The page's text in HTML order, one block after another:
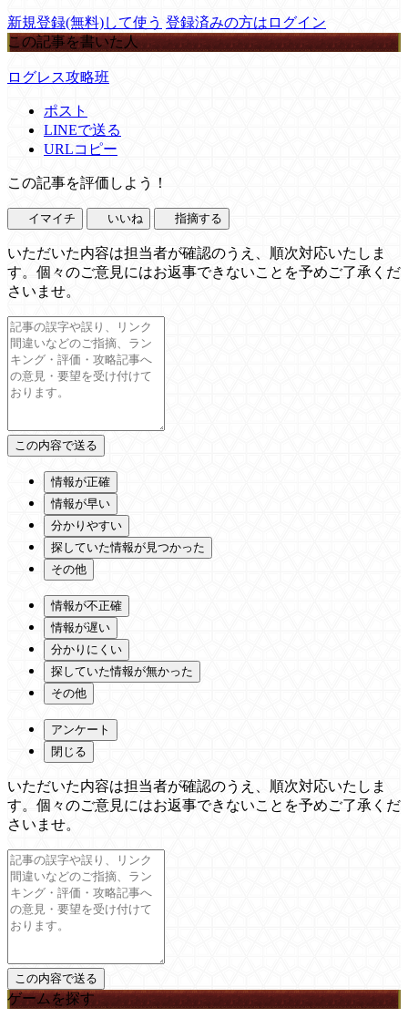
新規登録(無料)して使う 登録済みの方はログイン
この記事を書いた人
ログレス攻略班
ポスト
LINEで送る
URLコピー
この記事を評価しよう！
イマイチ いいね 指摘する
いただいた内容は担当者が確認のうえ、順次対応いたしま
す。個々のご意見にはお返事できないことを予めご了承くだ
さいませ。
情報が正確
情報が早い
分かりやすい
探していた情報が見つかった
その他
情報が不正確
情報が遅い
分かりにくい
探していた情報が無かった
その他
アンケート
閉じる
いただいた内容は担当者が確認のうえ、順次対応いたしま
す。個々のご意見にはお返事できないことを予めご了承くだ
さいませ。
ゲームを探す